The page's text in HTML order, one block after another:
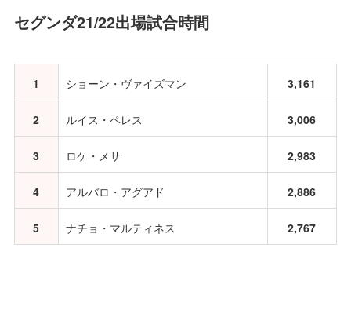
セグンダ21/22出場試合時間
1 ショーン・ヴァイズマン 3,161
2 ルイス・ペレス 3,006
3 ロケ・メサ 2,983
4 アルバロ・アグアド 2,886
5 ナチョ・マルティネス 2,767